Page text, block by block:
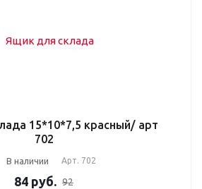
15*10*7,5 красный/ арт
702
В наличии Арт. 702
84 руб. 92